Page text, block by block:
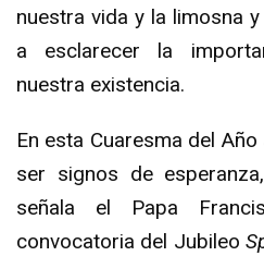
nuestra vida y la limosna
a esclarecer la
nuestra existencia.
En esta Cuaresma del
ser signos de
señala el Papa
convocatoria del Jubileo